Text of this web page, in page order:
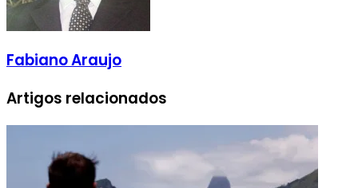
Fabiano Araujo
Artigos relacionados